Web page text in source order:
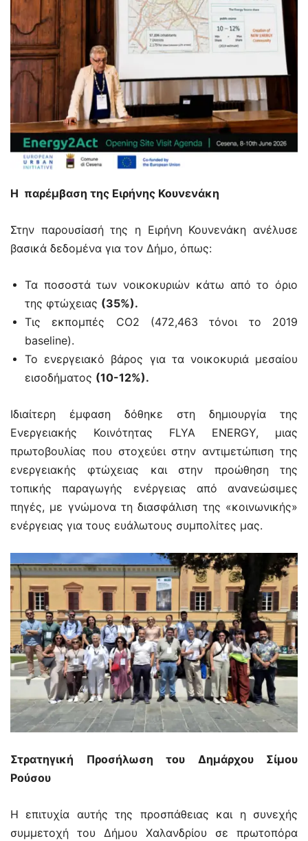
Η παρέμβαση της Ειρήνης Κουνενάκη
Στην παρουσίασή της η Ειρήνη Κουνενάκη ανέλυσε
βασικά δεδομένα για τον Δήμο, όπως:
Τα ποσοστά των νοικοκυριών κάτω από το όριο
της φτώχειας (35%).
Τις εκπομπές CO2 (472,463 τόνοι το 2019
baseline).
Το ενεργειακό βάρος για τα νοικοκυριά μεσαίου
εισοδήματος (10-12%).
Ιδιαίτερη έμφαση δόθηκε στη δημιουργία της
Ενεργειακής Κοινότητας FLYA ENERGY, μιας
πρωτοβουλίας που στοχεύει στην αντιμετώπιση της
ενεργειακής φτώχειας και στην προώθηση της
τοπικής παραγωγής ενέργειας από ανανεώσιμες
πηγές, με γνώμονα τη διασφάλιση της «κοινωνικής»
ενέργειας για τους ευάλωτους συμπολίτες μας.
Στρατηγική Προσήλωση του Δημάρχου Σίμου
Ρούσου
Η επιτυχία αυτής της προσπάθειας και η συνεχής
συμμετοχή του Δήμου Χαλανδρίου σε πρωτοπόρα